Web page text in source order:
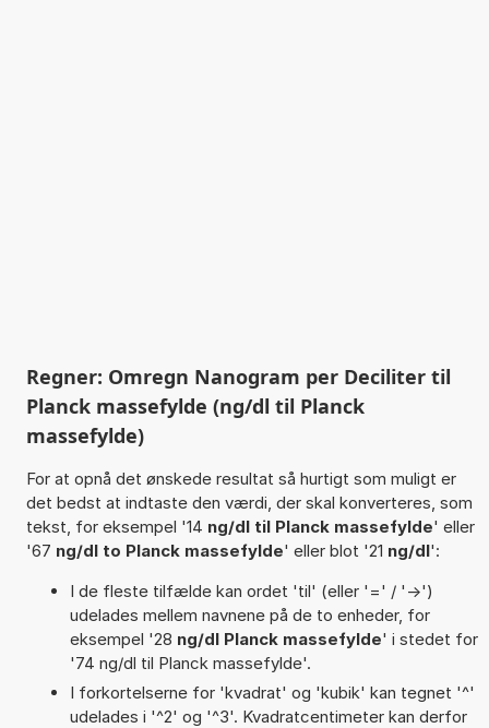
Regner: Omregn Nanogram per Deciliter til
Planck massefylde (ng/dl til Planck
massefylde)
For at opnå det ønskede resultat så hurtigt som muligt er
det bedst at indtaste den værdi, der skal konverteres, som
tekst, for eksempel '14 ng/dl til Planck massefylde' eller
'67 ng/dl to Planck massefylde' eller blot '21 ng/dl':
I de fleste tilfælde kan ordet 'til' (eller '=' / '->')
udelades mellem navnene på de to enheder, for
eksempel '28 ng/dl Planck massefylde' i stedet for
'74 ng/dl til Planck massefylde'.
I forkortelserne for 'kvadrat' og 'kubik' kan tegnet '^'
udelades i '^2' og '^3'. Kvadratcentimeter kan derfor